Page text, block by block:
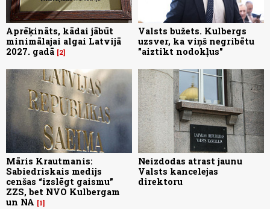
Aprēķināts, kādai jābūt
minimālajai algai Latvijā
2027. gadā 2
Valsts bužets. Kulbergs
uzsver, ka viņš negribētu
"aiztikt nodokļus"
Māris Krautmanis:
Sabiedriskais medijs
cenšas “izslēgt gaismu”
ZZS, bet NVO Kulbergam
un NA
1
Neizdodas atrast jaunu
Valsts kancelejas
direktoru